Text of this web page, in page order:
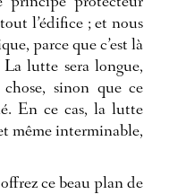
l’édifice ; et nous
parce que c’est là
lutte sera longue,
sinon que ce
En ce cas, la lutte
même interminable,
ce beau plan de